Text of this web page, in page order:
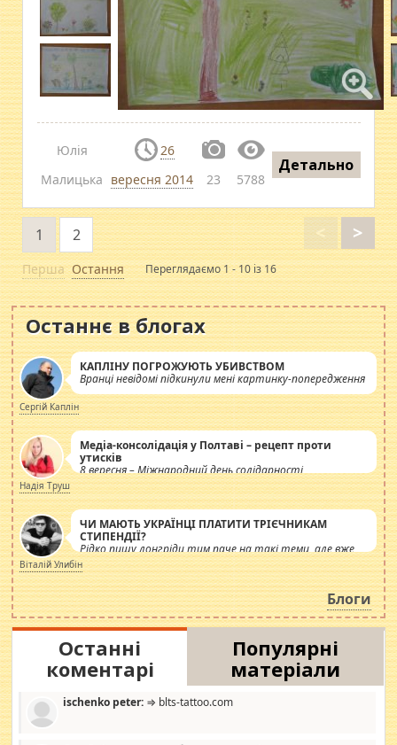
Юлія
Малицька
26
вересня 2014
23 5788
Детально
Перша
<
1 2 >
Остання Переглядаємо 1 - 10 із 16
Останнє в блогах
КАПЛІНУ ПОГРОЖУЮТЬ УБИВСТВОМ
Вранці невідомі підкинули мені картинку-попередження
Сергій Каплін
Медіа-консолідація у Полтаві – рецепт проти
утисків
8 вересня – Міжнародний день солідарності
журналістів.
Надія Труш
ЧИ МАЮТЬ УКРАЇНЦІ ПЛАТИТИ ТРІЄЧНИКАМ
СТИПЕНДІЇ?
Рідко пишу лонгріди тим паче на такі теми, але вже
просто дістало! Обурюють сьогоднішні інсенуації
навколо стипендіального питання. Штучно
роздувається ще одна соціальна катастрофа.
Віталій Улибін
Блоги
Останні
коментарі
Популярні
матеріали
ischenko peter: ⇒ blts-tattoo.com